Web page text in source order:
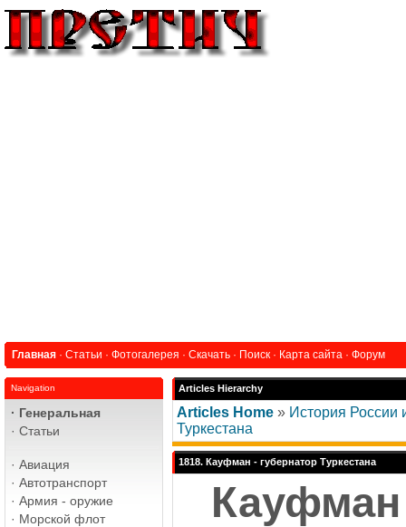
Главная · Статьи · Фотогалерея · Скачать · Поиск · Карта сайта · Форум
Navigation
· Генеральная
· Статьи
· Авиация
· Автотранспорт
· Армия - оружие
· Морской флот
Articles Hierarchy
Articles Home » История
Туркестана
1818. Кауфман - губернатор Туркестана
Кауфман